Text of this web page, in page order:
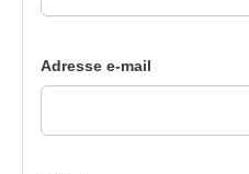
Adresse e-mail